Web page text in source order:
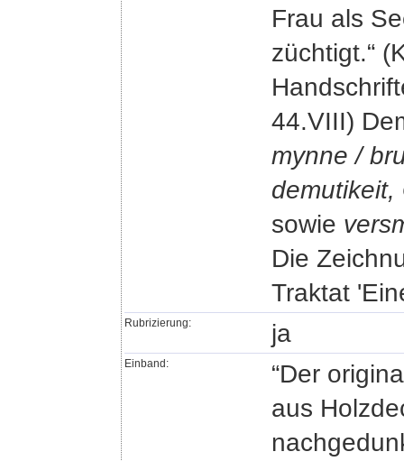
Frau als
züchtigt.“
44.VIII)
mynne /
demutikeit,
sowie
Die
Traktat
Rubrizierung: ja
Einband:
“Der
aus